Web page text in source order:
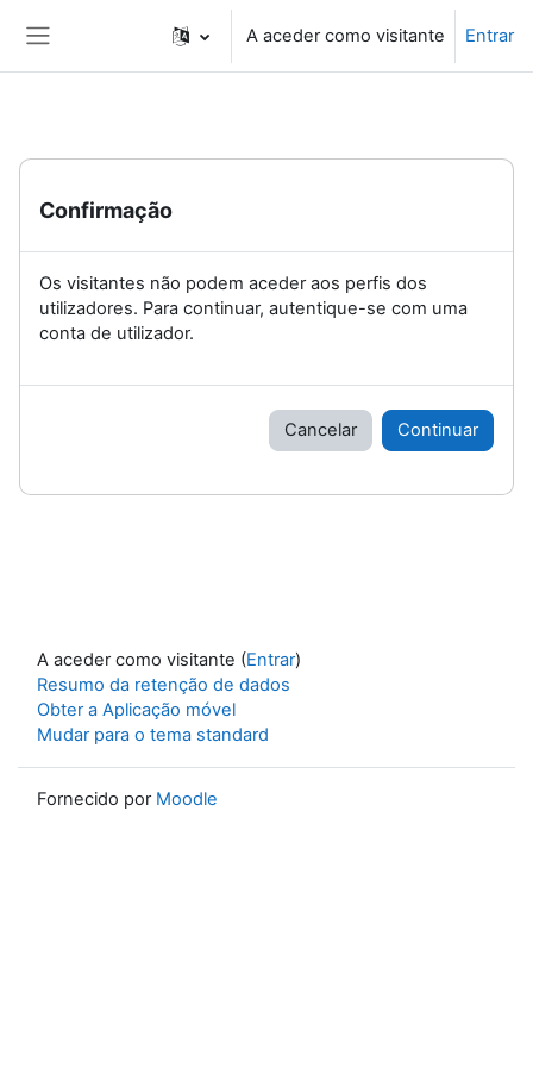
A aceder como visitante Entrar
Confirmação
Os visitantes não podem aceder aos perfis dos
utilizadores. Para continuar, autentique-se com uma
conta de utilizador.
Cancelar Continuar
A aceder como visitante (Entrar)
Resumo da retenção de dados
Obter a Aplicação móvel
Mudar para o tema standard
Fornecido por Moodle